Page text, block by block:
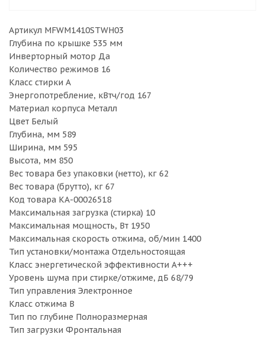
Артикул MFWM1410STWH03
Глубина по крышке 535 мм
Инверторный мотор Да
Количество режимов 16
Класс стирки A
Энергопотребление, кВтч/год 167
Материал корпуса Металл
Цвет Белый
Глубина, мм 589
Ширина, мм 595
Высота, мм 850
Вес товара без упаковки (нетто), кг 62
Вес товара (брутто), кг 67
Код товара КА-00026518
Максимальная загрузка (стирка) 10
Максимальная мощность, Вт 1950
Максимальная скорость отжима, об/мин 1400
Тип установки/монтажа Отдельностоящая
Класс энергетической эффективности A+++
Уровень шума при стирке/отжиме, дБ 68/79
Тип управления Электронное
Класс отжима B
Тип по глубине Полноразмерная
Тип загрузки Фронтальная